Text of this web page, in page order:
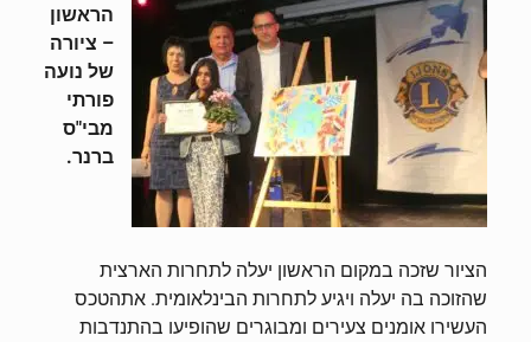
הראשון
– ציורה
של נועה
פורתי
מבי"ס
ברנר.
הציור שזכה במקום הראשון יעלה לתחרות הארצית
שהזוכה בה יעלה ויגיע לתחרות הבינלאומית. אתהטכס
העשירו אומנים צעירים ומבוגרים שהופיעו בהתנדבות